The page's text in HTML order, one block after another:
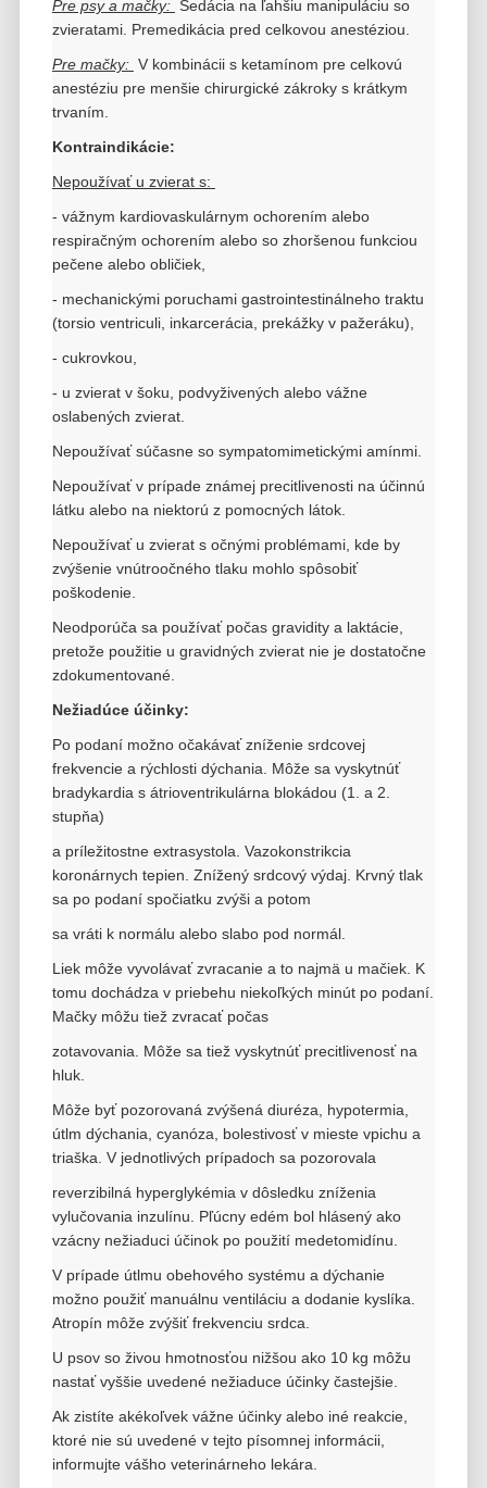
Pre psy a mačky: Sedácia na ľahšiu manipuláciu so
zvieratami. Premedikácia pred celkovou anestéziou.
Pre mačky: V kombinácii s ketamínom pre celkovú
anestéziu pre menšie chirurgické zákroky s krátkym
trvaním.
Kontraindikácie:
Nepoužívať u zvierat s:
- vážnym kardiovaskulárnym ochorením alebo
respiračným ochorením alebo so zhoršenou funkciou
pečene alebo obličiek,
- mechanickými poruchami gastrointestinálneho traktu
(torsio ventriculi, inkarcerácia, prekážky v pažeráku),
- cukrovkou,
- u zvierat v šoku, podvyživených alebo vážne
oslabených zvierat.
Nepoužívať súčasne so sympatomimetickými amínmi.
Nepoužívať v prípade známej precitlivenosti na účinnú
látku alebo na niektorú z pomocných látok.
Nepoužívať u zvierat s očnými problémami, kde by
zvýšenie vnútroočného tlaku mohlo spôsobiť
poškodenie.
Neodporúča sa používať počas gravidity a laktácie,
pretože použitie u gravidných zvierat nie je dostatočne
zdokumentované.
Nežiadúce účinky:
Po podaní možno očakávať zníženie srdcovej
frekvencie a rýchlosti dýchania. Môže sa vyskytnúť
bradykardia s átrioventrikulárna blokádou (1. a 2.
stupňa)
a príležitostne extrasystola. Vazokonstrikcia
koronárnych tepien. Znížený srdcový výdaj. Krvný tlak
sa po podaní spočiatku zvýši a potom
sa vráti k normálu alebo slabo pod normál.
Liek môže vyvolávať zvracanie a to najmä u mačiek. K
tomu dochádza v priebehu niekoľkých minút po podaní.
Mačky môžu tiež zvracať počas
zotavovania. Môže sa tiež vyskytnúť precitlivenosť na
hluk.
Môže byť pozorovaná zvýšená diuréza, hypotermia,
útlm dýchania, cyanóza, bolestivosť v mieste vpichu a
triaška. V jednotlivých prípadoch sa pozorovala
reverzibilná hyperglykémia v dôsledku zníženia
vylučovania inzulínu. Pľúcny edém bol hlásený ako
vzácny nežiaduci účinok po použití medetomidínu.
V prípade útlmu obehového systému a dýchanie
možno použiť manuálnu ventiláciu a dodanie kyslíka.
Atropín môže zvýšiť frekvenciu srdca.
U psov so živou hmotnosťou nižšou ako 10 kg môžu
nastať vyššie uvedené nežiaduce účinky častejšie.
Ak zistíte akékoľvek vážne účinky alebo iné reakcie,
ktoré nie sú uvedené v tejto písomnej informácii,
informujte vášho veterinárneho lekára.